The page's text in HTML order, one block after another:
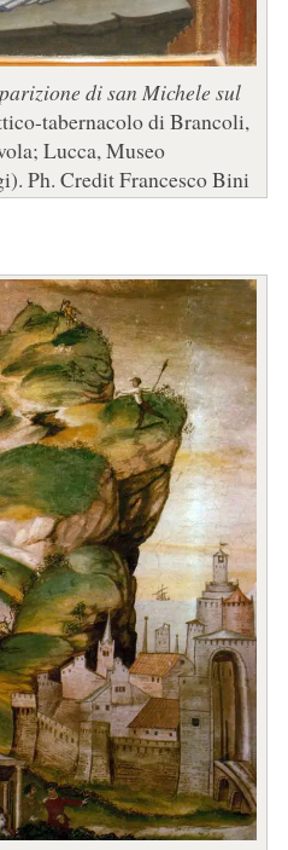
di san Michele sul
tabernacolo di Brancoli,
Lucca, Museo
Ph. Credit Francesco Bini